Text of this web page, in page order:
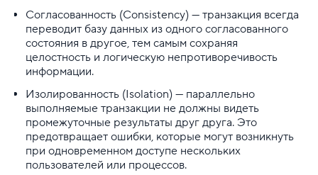
Согласованность (Consistency) — транзакция всегда
переводит базу данных из одного согласованного
состояния в другое, тем самым сохраняя
целостность и логическую непротиворечивость
информации.
Изолированность (Isolation) — параллельно
выполняемые транзакции не должны видеть
промежуточные результаты друг друга. Это
предотвращает ошибки, которые могут возникнуть
при одновременном доступе нескольких
пользователей или процессов.